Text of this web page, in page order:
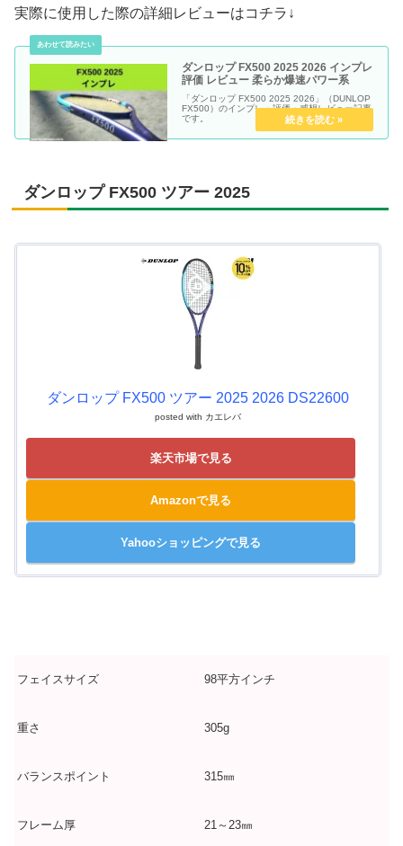
実際に使用した際の詳細レビューはコチラ↓
ダンロップ FX500 2025 2026 インプレ
評価 レビュー 柔らか爆速パワー系
「ダンロップ FX500 2025 2026」（DUNLOP
FX500）のインプレ・評価・感想レビュー記事
です。
ダンロップ FX500 ツアー 2025
ダンロップ FX500 ツアー 2025 2026 DS22600
posted with カエレバ
楽天市場で見る
Amazonで見る
Yahooショッピングで見る
フェイスサイズ 98平方インチ
重さ 305g
バランスポイント 315㎜
フレーム厚 21～23㎜